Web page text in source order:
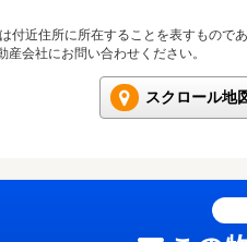
近住所に所在することを表すもので
会社にお問い合わせください。
スクロール地